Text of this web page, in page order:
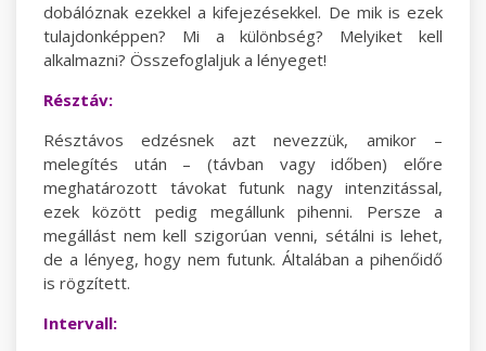
dobálóznak ezekkel a kifejezésekkel. De mik is ezek
tulajdonképpen? Mi a különbség? Melyiket kell
alkalmazni? Összefoglaljuk a lényeget!
Résztáv:
Résztávos edzésnek azt nevezzük, amikor –
melegítés után – (távban vagy időben) előre
meghatározott távokat futunk nagy intenzitással,
ezek között pedig megállunk pihenni. Persze a
megállást nem kell szigorúan venni, sétálni is lehet,
de a lényeg, hogy nem futunk. Általában a pihenőidő
is rögzített.
Intervall: